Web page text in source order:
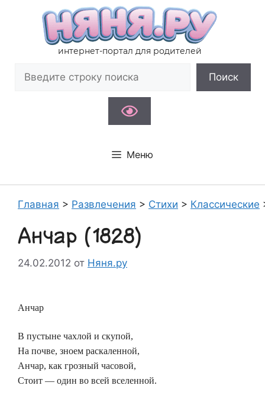
содержимому
интернет-портал для родителей
Поиск
Меню
Главная > Развлечения > Стихи > Классические
Анчар (1828)
24.02.2012 от Няня.ру
Анчар
В пустыне чахлой и скупой,
На почве, зноем раскаленной,
Анчар, как грозный часовой,
Стоит — один во всей вселенной.